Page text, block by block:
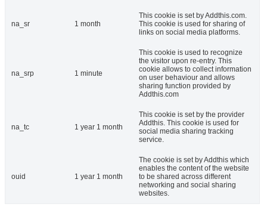
na_sr 1 month
This cookie is set by Addthis.com.
This cookie is used for sharing of
links on social media platforms.
na_srp 1 minute
This cookie is used to recognize
the visitor upon re-entry. This
cookie allows to collect information
on user behaviour and allows
sharing function provided by
Addthis.com
na_tc 1 year 1 month
This cookie is set by the provider
Addthis. This cookie is used for
social media sharing tracking
service.
ouid 1 year 1 month
The cookie is set by Addthis which
enables the content of the website
to be shared across different
networking and social sharing
websites.